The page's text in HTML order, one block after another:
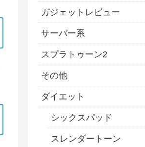
ガジェットレビュー
サーバー系
スプラトゥーン2
その他
ダイエット
シックスパッド
スレンダートーン